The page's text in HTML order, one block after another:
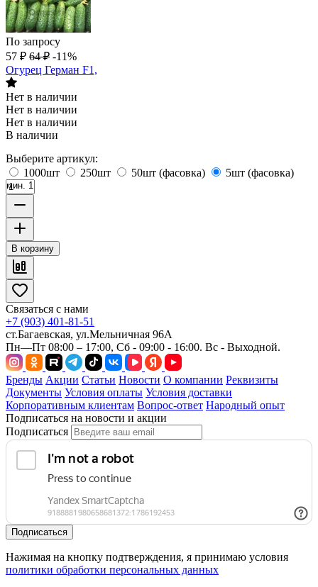
По запросу
57 ₽ 64 ₽ -11%
Огурец Герман F1,
Нет в наличии
Нет в наличии
Нет в наличии
В наличии
Выберите артикул:
1000шт
250шт 50шт (фасовка) 5шт (фасовка)
мин. 1
В корзину
Связаться с нами
+7 (903) 401-81-51
ст.Багаевская, ул.Мельничная 96А
Пн—Пт 08:00 – 17:00, Сб - 09:00 - 16:00. Вс - Выходной.
Бренды Акции Статьи Новости О компании Реквизиты
Документы Условия оплаты Условия доставки
Корпоративным клиентам Вопрос-ответ Народный опыт
Подписаться на новости и акции
Подписаться
Подписаться
Нажимая на кнопку подтверждения, я принимаю условия
политики обработки персональных данных